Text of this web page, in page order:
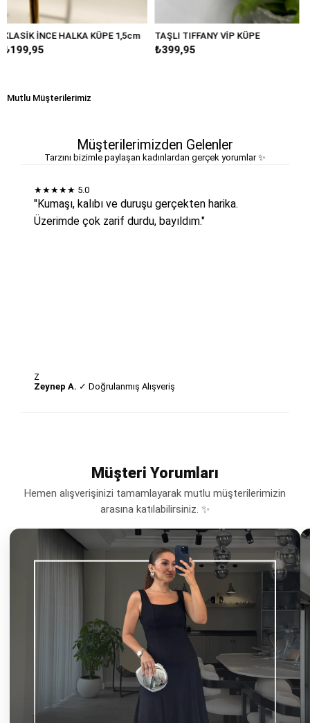
KÜPE 1,5cm TAŞLI TIFFANY VİP KÜPE BÜYÜK DAMLA
Mutlu Müşterilerimiz
Müşterilerimizden Gelenler
Tarzını bizimle paylaşan kadınlardan gerçek yorumlar ✨
★★★★★ 5.0
"Kumaşı, kalıbı ve duruşu gerçekten harika.
Üzerimde çok zarif durdu, bayıldım."
Z
Zeynep A. ✓ Doğrulanmış Alışveriş
Müşteri Yorumları
Hemen alışverişinizi tamamlayarak mutlu müşterilerimizin
arasına katılabilirsiniz. ✨